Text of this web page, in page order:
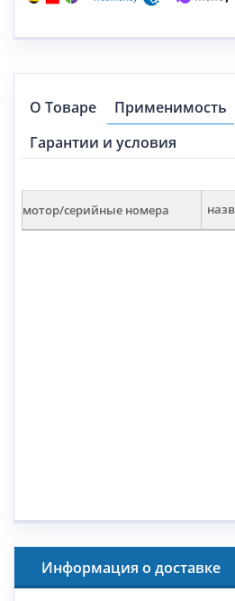
О Товаре
Применимость
Гарантии и условия
мотор/серийные номера
Информация о доставке